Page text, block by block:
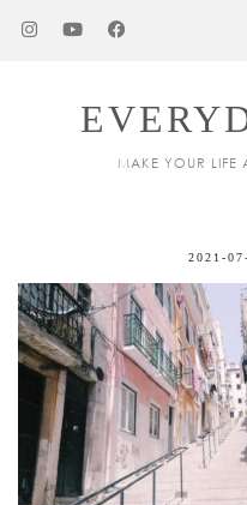
MAKE YOUR LIFE
2021-